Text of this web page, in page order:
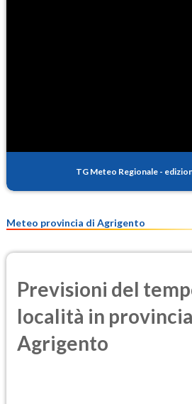
TG Meteo Regionale -
Meteo provincia di Agrigento
Previsioni del
località in
Agrigento